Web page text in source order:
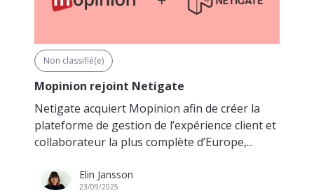
Non classifié(e)
Mopinion rejoint Netigate
Netigate acquiert Mopinion afin de créer la
plateforme de gestion de l’expérience client et
collaborateur la plus complète d’Europe,...
Elin Jansson
23/09/2025